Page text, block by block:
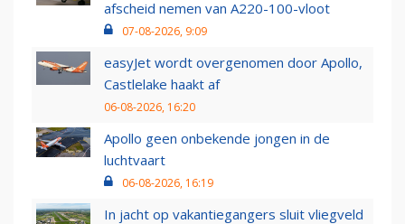
afscheid nemen van A220-100-vloot
07-08-2026, 9:09
easyJet wordt overgenomen door Apollo,
Castlelake haakt af
06-08-2026, 16:20
Apollo geen onbekende jongen in de
luchtvaart
06-08-2026, 16:19
In jacht op vakantiegangers sluit vliegveld